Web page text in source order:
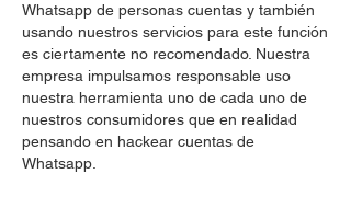
Whatsapp de personas cuentas y también
usando nuestros servicios para este función
es ciertamente no recomendado. Nuestra
empresa impulsamos responsable uso
nuestra herramienta uno de cada uno de
nuestros consumidores que en realidad
pensando en hackear cuentas de
Whatsapp.